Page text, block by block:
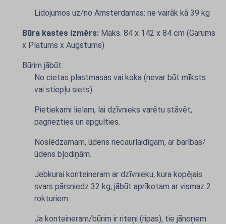
Lidojumos uz/no Amsterdamas: ne vairāk kā 39 kg
Būra kastes izmērs: Maks. 84 x 142 x 84 cm (Garums
x Platums x Augstums)
Būrim jābūt:
No cietas plastmasas vai koka (nevar būt mīksts
vai stiepļu siets).
Pietiekami lielam, lai dzīvnieks varētu stāvēt,
pagriezties un apgulties.
Noslēdzamam, ūdens necaurlaidīgam, ar barības/
ūdens bļodiņām.
Jebkurai konteineram ar dzīvnieku, kura kopējais
svars pārsniedz 32 kg, jābūt aprīkotam ar vismaz 2
rokturiem
Ja konteineram/būrim ir riteņi (ripas), tie jānoņem